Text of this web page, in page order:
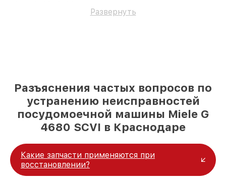
Развернуть
Разъяснения частых вопросов по
устранению неисправностей
посудомоечной машины Miele G
4680 SCVI в Краснодаре
Какие запчасти применяются при
восстановлении?